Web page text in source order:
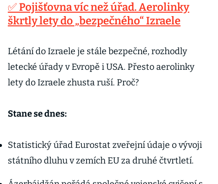
✅ Pojišťovna víc než úřad. Aerolinky
škrtly lety do „bezpečného“ Izraele
Létání do Izraele je stále bezpečné, rozhodly
letecké úřady v Evropě i USA. Přesto aerolinky
lety do Izraele zhusta ruší. Proč?
Stane se dnes:
Statistický úřad Eurostat zveřejní údaje o vývoji
státního dluhu v zemích EU za druhé čtvrtletí.